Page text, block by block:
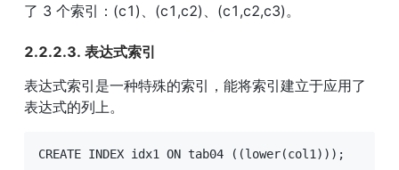
了 3 个索引：(c1)、(c1,c2)、(c1,c2,c3)。
2.2.2.3. 表达式索引
表达式索引是一种特殊的索引，能将索引建立于应用了
表达式的列上。
CREATE INDEX idx1 ON tab04 ((lower(col1)));